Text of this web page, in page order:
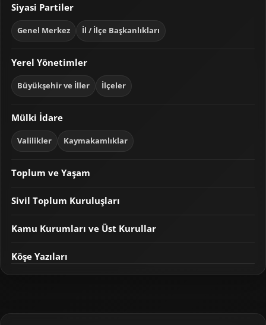
Siyasi Partiler
Genel Merkez İl / İlçe Başkanlıkları
Yerel Yönetimler
Büyükşehir ve İller İlçeler
Mülki İdare
Valilikler Kaymakamlıklar
Toplum ve Yaşam
Sivil Toplum Kuruluşları
Kamu Kurumları ve Üst Kurullar
Köşe Yazıları